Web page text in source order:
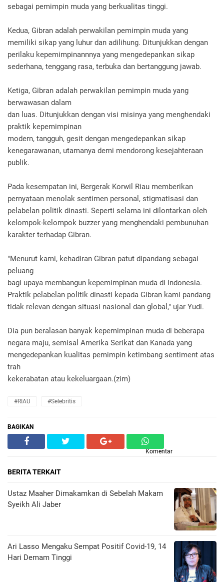
sebagai pemimpin muda yang berkualitas tinggi.
Kedua, Gibran adalah perwakilan pemimpin muda yang
memiliki sikap yang luhur dan adilihung. Ditunjukkan dengan
perilaku kepemimpinannnya yang mengedepankan sikap
sederhana, tenggang rasa, terbuka dan bertanggung jawab.
Ketiga, Gibran adalah perwakilan pemimpin muda yang
berwawasan dalam
dan luas. Ditunjukkan dengan visi misinya yang menghendaki
praktik kepemimpinan
modern, tangguh, gesit dengan mengedepankan sikap
kenegarawanan, utamanya demi mendorong kesejahteraan
publik.
Pada kesempatan ini, Bergerak Korwil Riau memberikan
pernyataan menolak sentimen personal, stigmatisasi dan
pelabelan politik dinasti. Seperti selama ini dilontarkan oleh
kelompok-kelompok buzzer yang menghendaki pembunuhan
karakter terhadap Gibran.
"Menurut kami, kehadiran Gibran patut dipandang sebagai
peluang
bagi upaya membangun kepemimpinan muda di Indonesia.
Praktik pelabelan politik dinasti kepada Gibran kami pandang
tidak relevan dengan situasi nasional dan global," ujar Yudi.
Dia pun beralasan banyak kepemimpinan muda di beberapa
negara maju, semisal Amerika Serikat dan Kanada yang
mengedepankan kualitas pemimpin ketimbang sentiment atas
trah
kekerabatan atau kekeluargaan.(zim)
#RIAU #Selebritis
BAGIKAN
Komentar
BERITA TERKAIT
Ustaz Maaher Dimakamkan di Sebelah Makam
Syeikh Ali Jaber
Ari Lasso Mengaku Sempat Positif Covid-19, 14
Hari Demam Tinggi